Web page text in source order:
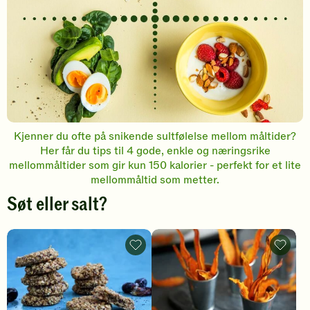
Kjenner du ofte på snikende sultfølelse mellom måltider?
Her får du tips til 4 gode, enkle og næringsrike
mellommåltider som gir kun 150 kalorier - perfekt for et lite
mellommåltid som metter.
Søt eller salt?
Protein
cookies
legg
til
favoritter
-
legg
til